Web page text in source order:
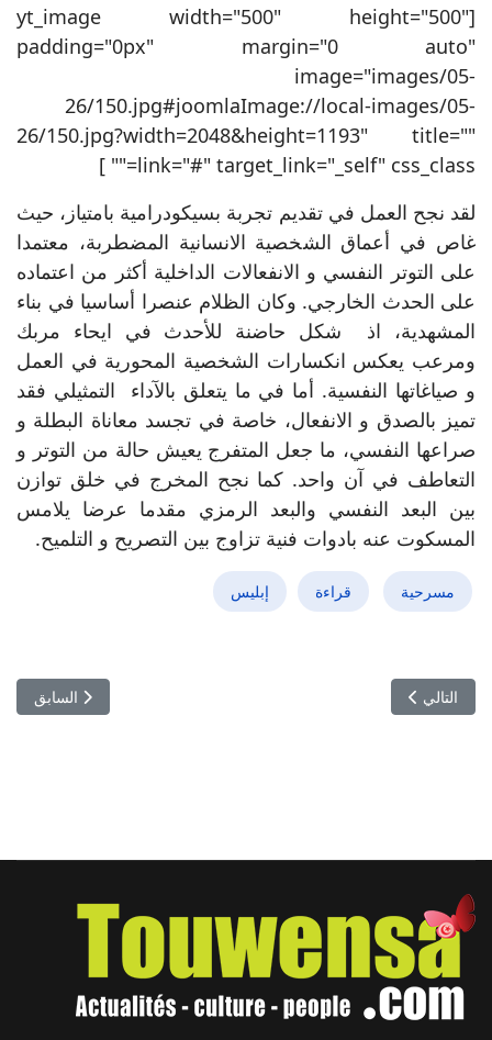
[yt_image width="500" height="500"
padding="0px" margin="0 auto"
image="images/05-
26/150.jpg#joomlaImage://local-images/05-
26/150.jpg?width=2048&height=1193" title=""
link="#" target_link="_self" css_class="" ]
لقد نجح العمل في تقديم تجربة بسيكودرامية بامتياز، حيث
غاص في أعماق الشخصية الانسانية المضطربة، معتمدا
على التوتر النفسي و الانفعالات الداخلية أكثر من اعتماده
على الحدث الخارجي. وكان الظلام عنصرا أساسيا في بناء
المشهدية، اذ شكل حاضنة للأحدث في ايحاء مربك
ومرعب يعكس انكسارات الشخصية المحورية في العمل
و صياغاتها النفسية. أما في ما يتعلق بالآداء التمثيلي فقد
تميز بالصدق و الانفعال، خاصة في تجسد معاناة البطلة و
صراعها النفسي، ما جعل المتفرج يعيش حالة من التوتر و
التعاطف في آن واحد. كما نجح المخرج في خلق توازن
بين البعد النفسي والبعد الرمزي مقدما عرضا يلامس
المسكوت عنه بادوات فنية تزاوج بين التصريح و التلميح.
مسرحية قراءة إبليس
المقال
السابق
المقال التالي: هدى بن أحمد تفرض حضورها وتخطف الأضواء في برنامج
التالي